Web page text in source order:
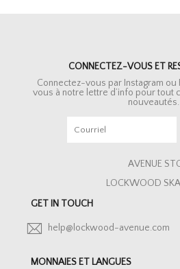
CONNECTEZ-VOUS ET
Connectez-vous par Instagram ou
vous à notre lettre d’info pour tout
nouveautés.
AVENUE
LOCKWOOD
GET IN TOUCH
help@lockwood-avenue.com
MONNAIES ET LANGUES